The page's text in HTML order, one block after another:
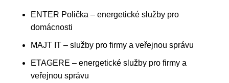
ENTER Polička – energetické služby pro
domácnosti
MAJT IT – služby pro firmy a veřejnou správu
ETAGERE – energetické služby pro firmy a
veřejnou správu